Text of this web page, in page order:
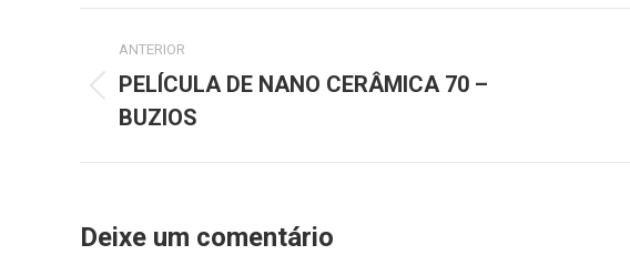
navigation
ANTERIOR
Previous
project:
PELÍCULA DE NANO CERÂMICA 70 –
BUZIOS
Deixe um comentário